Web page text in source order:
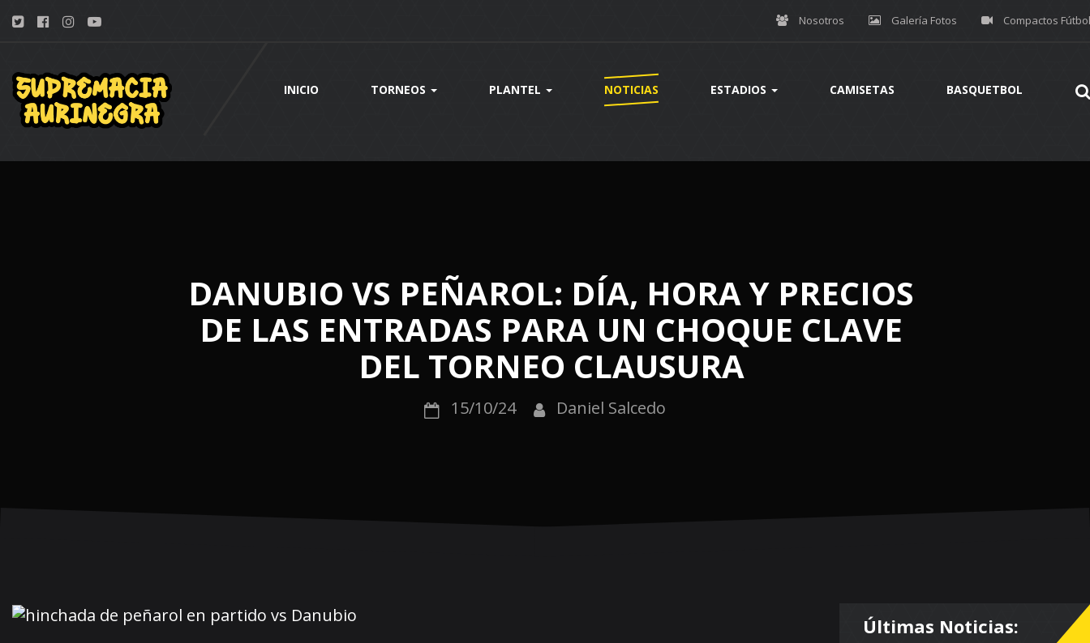
Nosotros Galería Fotos Compactos Fútbol
INICIO TORNEOS PLANTEL NOTICIAS ESTADIOS CAMISETAS BASQUETBOL
DANUBIO VS PEÑAROL: DÍA, HORA Y PRECIOS
DE LAS ENTRADAS PARA UN CHOQUE CLAVE
DEL TORNEO CLAUSURA
15/10/24 Daniel Salcedo
Últimas Noticias: